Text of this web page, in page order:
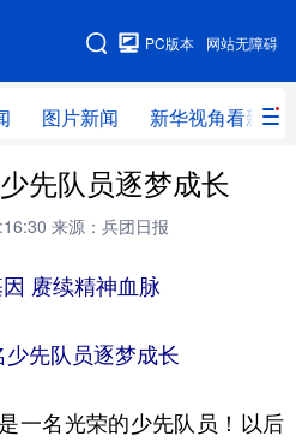
网站无障碍
PC版本
图片新闻 新华视角看新疆
站地图
图片新闻 新华视角看新疆
上海 江苏
先队员逐梦成长
来源：兵团日报
赓续精神血脉
先队员逐梦成长
名光荣的少先队员！以后